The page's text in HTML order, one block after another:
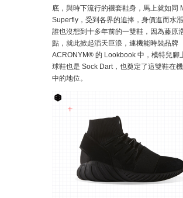
底，與時下流行的襪套鞋身，馬上就如同
Superfly，受到各界的追捧，身價進而水漲
誰也沒想到十多年前的一雙鞋，因為藤原
點，就此掀起滔天巨浪，連機能時裝品牌
ACRONYM® 的 Lookbook 中，模特兒腳
球鞋也是 Sock Dart，也奠定了這雙鞋在
中的地位。